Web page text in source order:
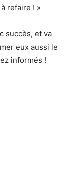
refaire ! »
succès, et va
eux aussi le
informés !